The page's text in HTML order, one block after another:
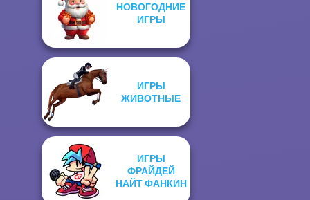
НОВОГОДНИЕ
ИГРЫ
ИГРЫ
ЖИВОТНЫЕ
ИГРЫ
ФРАЙДЕЙ
НАЙТ ФАНКИН